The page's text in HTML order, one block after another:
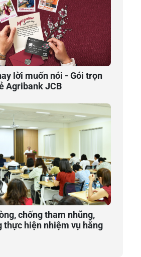
lời muốn nói - Gói trọn
Agribank JCB
chống tham nhũng,
thực hiện nhiệm vụ hằng